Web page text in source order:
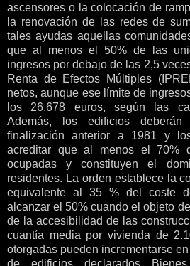
ascensores o la colocación de
la renovación de las redes de
tales ayudas aquellas
que al menos el 50% de las
ingresos por debajo de las 2,5
Renta de Efectos Múltiples
netos, aunque ese límite de
los 26.678 euros, según las
Además, los edificios
finalización anterior a 1981 y
acreditar que al menos el 70%
ocupadas y constituyen el
residentes. La orden establece la
equivalente al 35 % del coste
alcanzar el 50% cuando el objeto
de la accesibilidad de las
cuantía media por vivienda de
otorgadas pueden incrementarse
de edificios declarados